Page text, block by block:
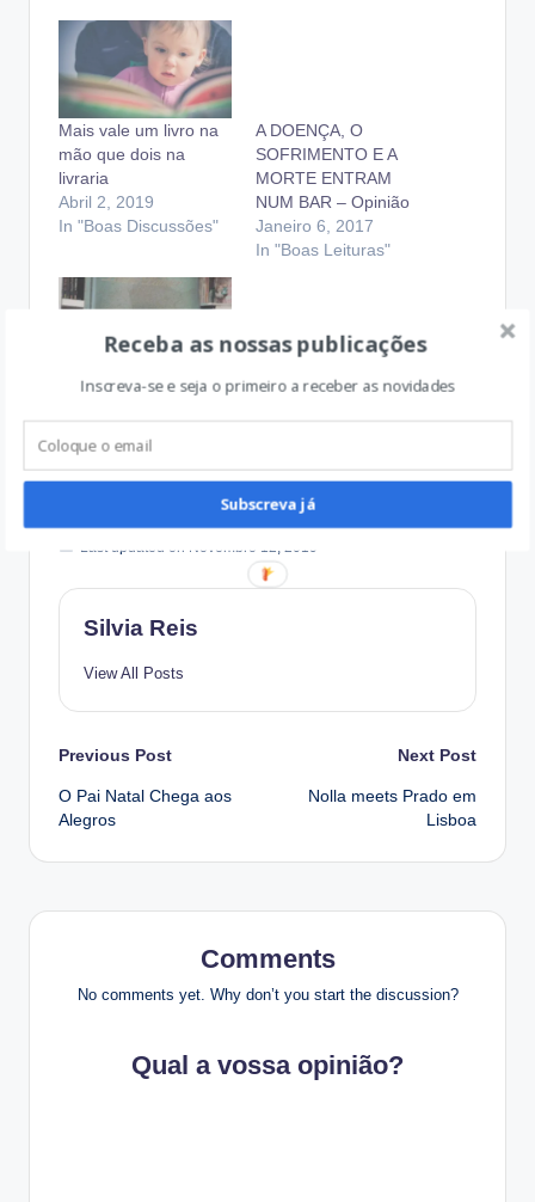
Mais vale um livro na
mão que dois na
livraria
Abril 2, 2019
In "Boas Discussões"
A DOENÇA, O
SOFRIMENTO E A
MORTE ENTRAM
NUM BAR – Opinião
Janeiro 6, 2017
In "Boas Leituras"
O Diário Secreto de
Setembro 27, 2016
In "Boas Leituras"
Last updated on Novembro 12, 2019
Silvia Reis
View All Posts
Post
navigation
Previous Post
O Pai Natal Chega aos
Alegros
Next Post
Nolla meets Prado em
Lisboa
Comments
No comments yet. Why don’t you start the discussion?
Qual a vossa opinião?
Receba as nossas publicações
Inscreva-se e seja o primeiro a receber as novidades
Subscreva já